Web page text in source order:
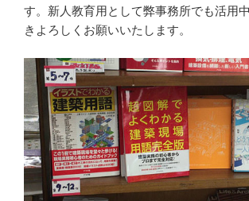
す。新人教育用として弊事務所でも活用
きよろしくお願いいたします。